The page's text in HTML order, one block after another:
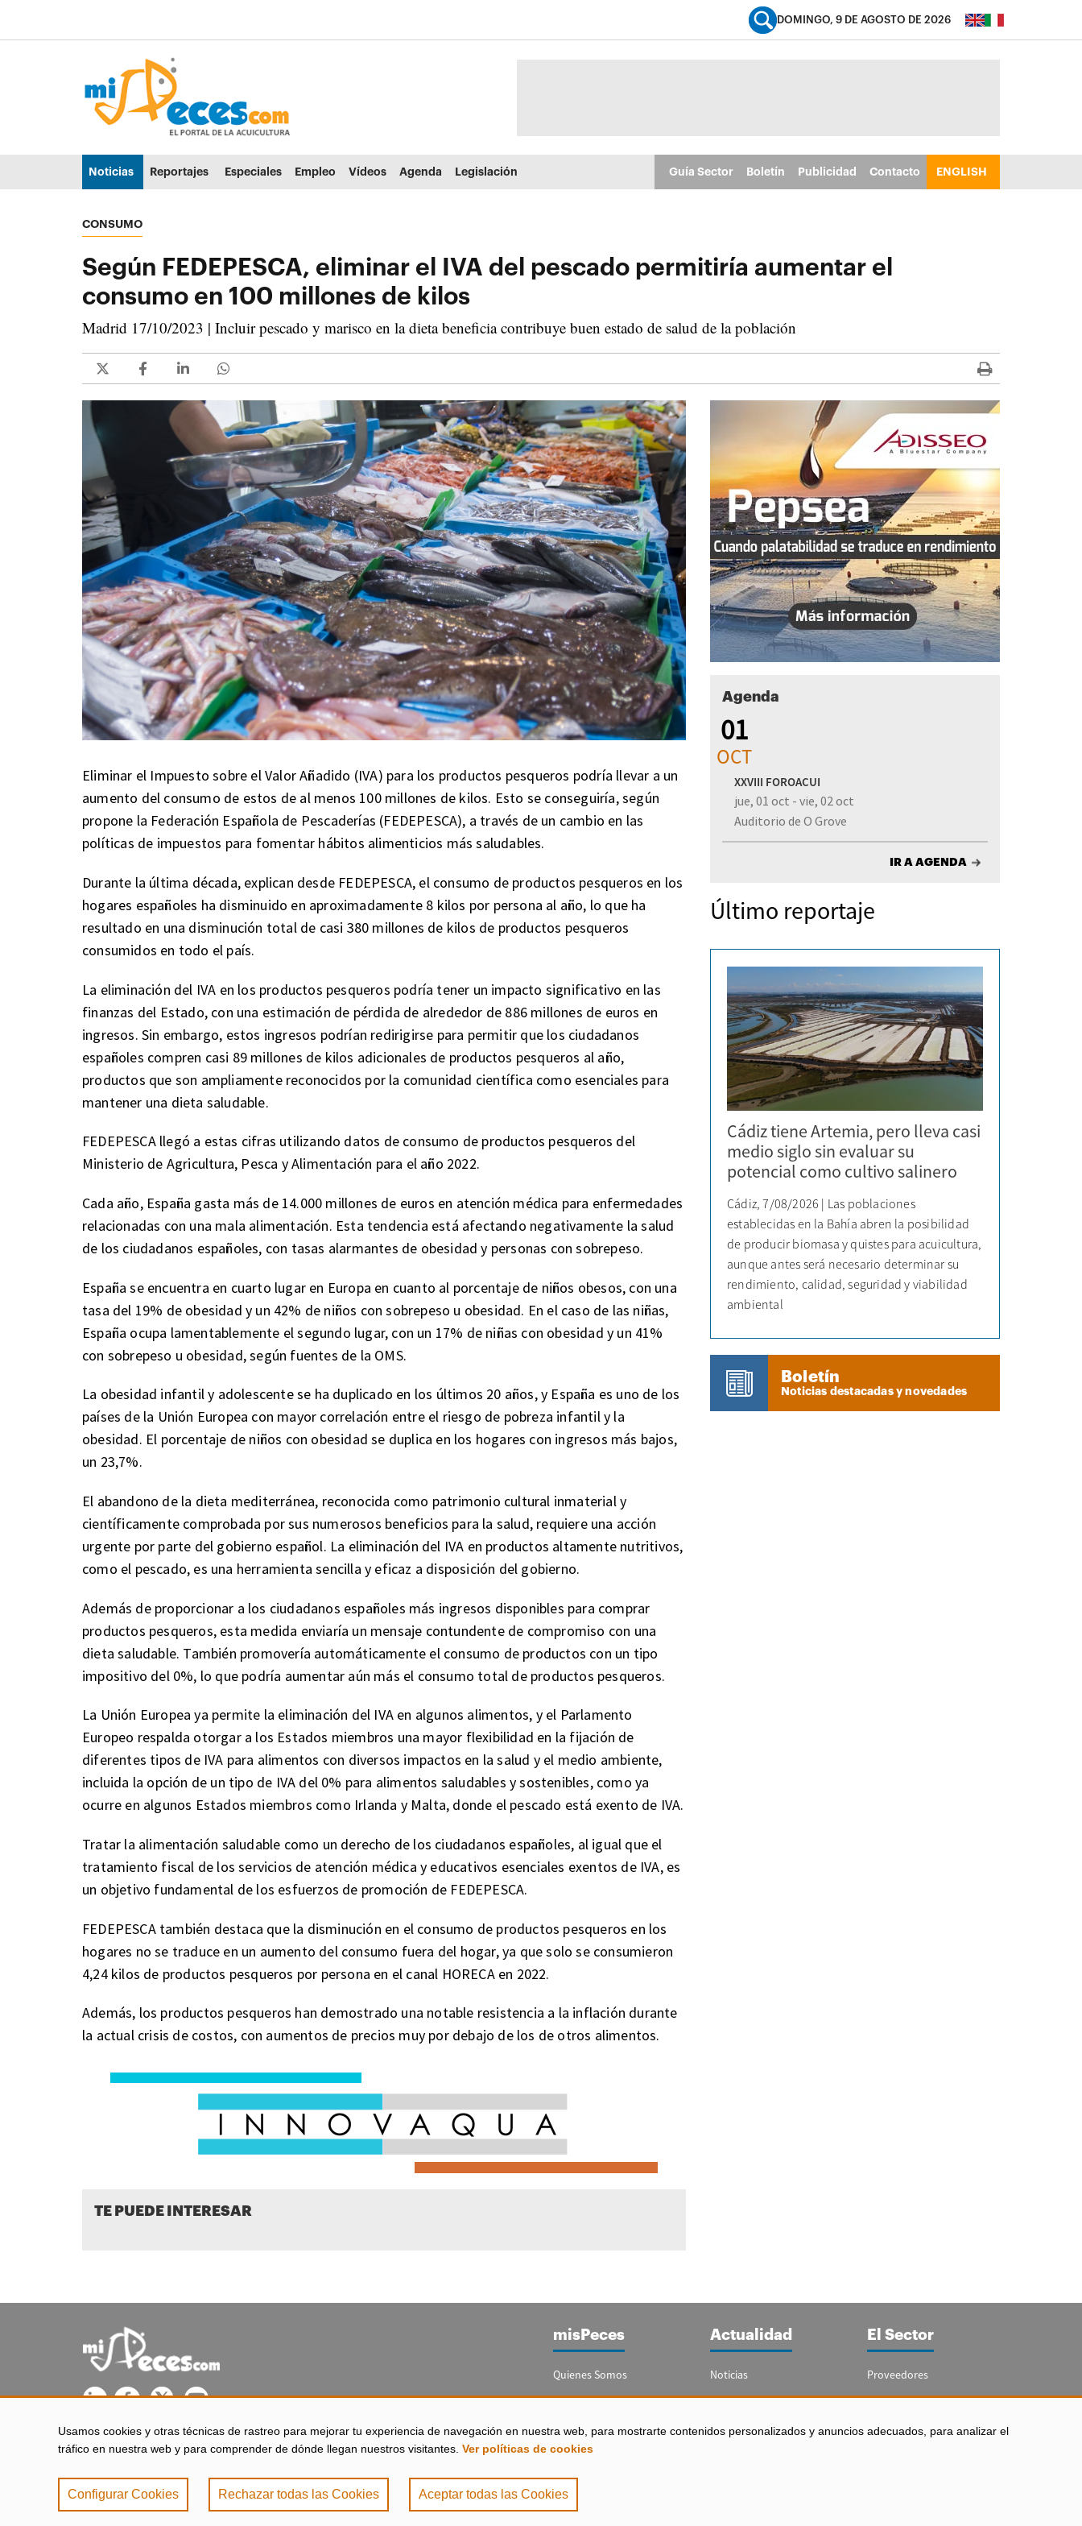
Usamos cookies y otras técnicas de rastreo para mejorar tu experiencia de navegación en nuestra web, para mostrarte contenidos personalizados y anuncios adecuados, para analizar el
tráfico en nuestra web y para comprender de dónde llegan nuestros visitantes. Ver políticas de cookies
Configurar Cookies Rechazar todas las Cookies Aceptar todas las Cookies
Ir al menú principal (alt + u)
DOMINGO, 9 DE AGOSTO DE 2026
Noticias Reportajes Especiales Empleo Vídeos Agenda Legislación Guía Sector Boletín Publicidad Contacto ENGLISH
CONSUMO
Según FEDEPESCA, eliminar el IVA del pescado permitiría aumentar el
consumo en 100 millones de kilos
Madrid 17/10/2023 | Incluir pescado y marisco en la dieta beneficia contribuye buen estado de salud de la población
Eliminar el Impuesto sobre el Valor Añadido (IVA) para los productos pesqueros podría llevar a un
aumento del consumo de estos de al menos 100 millones de kilos. Esto se conseguiría, según
propone la Federación Española de Pescaderías (FEDEPESCA), a través de un cambio en las
políticas de impuestos para fomentar hábitos alimenticios más saludables.
Durante la última década, explican desde FEDEPESCA, el consumo de productos pesqueros en los
hogares españoles ha disminuido en aproximadamente 8 kilos por persona al año, lo que ha
resultado en una disminución total de casi 380 millones de kilos de productos pesqueros
consumidos en todo el país.
La eliminación del IVA en los productos pesqueros podría tener un impacto significativo en las
finanzas del Estado, con una estimación de pérdida de alrededor de 886 millones de euros en
ingresos. Sin embargo, estos ingresos podrían redirigirse para permitir que los ciudadanos
españoles compren casi 89 millones de kilos adicionales de productos pesqueros al año,
productos que son ampliamente reconocidos por la comunidad científica como esenciales para
mantener una dieta saludable.
FEDEPESCA llegó a estas cifras utilizando datos de consumo de productos pesqueros del
Ministerio de Agricultura, Pesca y Alimentación para el año 2022.
Cada año, España gasta más de 14.000 millones de euros en atención médica para enfermedades
relacionadas con una mala alimentación. Esta tendencia está afectando negativamente la salud
de los ciudadanos españoles, con tasas alarmantes de obesidad y personas con sobrepeso.
España se encuentra en cuarto lugar en Europa en cuanto al porcentaje de niños obesos, con una
tasa del 19% de obesidad y un 42% de niños con sobrepeso u obesidad. En el caso de las niñas,
España ocupa lamentablemente el segundo lugar, con un 17% de niñas con obesidad y un 41%
con sobrepeso u obesidad, según fuentes de la OMS.
La obesidad infantil y adolescente se ha duplicado en los últimos 20 años, y España es uno de los
países de la Unión Europea con mayor correlación entre el riesgo de pobreza infantil y la
obesidad. El porcentaje de niños con obesidad se duplica en los hogares con ingresos más bajos,
un 23,7%.
El abandono de la dieta mediterránea, reconocida como patrimonio cultural inmaterial y
científicamente comprobada por sus numerosos beneficios para la salud, requiere una acción
urgente por parte del gobierno español. La eliminación del IVA en productos altamente nutritivos,
como el pescado, es una herramienta sencilla y eficaz a disposición del gobierno.
Además de proporcionar a los ciudadanos españoles más ingresos disponibles para comprar
productos pesqueros, esta medida enviaría un mensaje contundente de compromiso con una
dieta saludable. También promovería automáticamente el consumo de productos con un tipo
impositivo del 0%, lo que podría aumentar aún más el consumo total de productos pesqueros.
La Unión Europea ya permite la eliminación del IVA en algunos alimentos, y el Parlamento
Europeo respalda otorgar a los Estados miembros una mayor flexibilidad en la fijación de
diferentes tipos de IVA para alimentos con diversos impactos en la salud y el medio ambiente,
incluida la opción de un tipo de IVA del 0% para alimentos saludables y sostenibles, como ya
ocurre en algunos Estados miembros como Irlanda y Malta, donde el pescado está exento de IVA.
Tratar la alimentación saludable como un derecho de los ciudadanos españoles, al igual que el
tratamiento fiscal de los servicios de atención médica y educativos esenciales exentos de IVA, es
un objetivo fundamental de los esfuerzos de promoción de FEDEPESCA.
FEDEPESCA también destaca que la disminución en el consumo de productos pesqueros en los
hogares no se traduce en un aumento del consumo fuera del hogar, ya que solo se consumieron
4,24 kilos de productos pesqueros por persona en el canal HORECA en 2022.
Además, los productos pesqueros han demostrado una notable resistencia a la inflación durante
la actual crisis de costos, con aumentos de precios muy por debajo de los de otros alimentos.
TE PUEDE INTERESAR
Agenda
01
OCT
XXVIII FOROACUI
jue, 01 oct - vie, 02 oct
Auditorio de O Grove
IR A AGENDA
Último reportaje
Cádiz tiene Artemia, pero lleva casi
medio siglo sin evaluar su
potencial como cultivo salinero
Cádiz, 7/08/2026 | Las poblaciones
establecidas en la Bahía abren la posibilidad
de producir biomasa y quistes para acuicultura,
aunque antes será necesario determinar su
rendimiento, calidad, seguridad y viabilidad
ambiental
Boletín
Noticias destacadas y novedades
misPeces se edita desde El Puerto de Santa María (Cádiz - España)
misPeces
Quienes Somos
Publicidad
Contacto
Configurar Cookies
Actualidad
Noticias
Reportajes
Boletín Acuicultura
El Sector
Proveedores
Guía del Sector
Legislación
Aviso legal | Política de Privacidad | Política de Cookies . misPeces Copyright 2000 - 2026. Todos los derechos reservados